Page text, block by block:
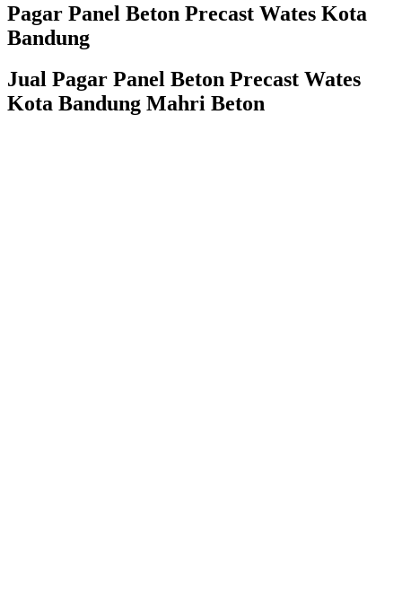
Pagar Panel Beton Precast Wates Kota
Bandung
Jual Pagar Panel Beton Precast Wates
Kota Bandung Mahri Beton